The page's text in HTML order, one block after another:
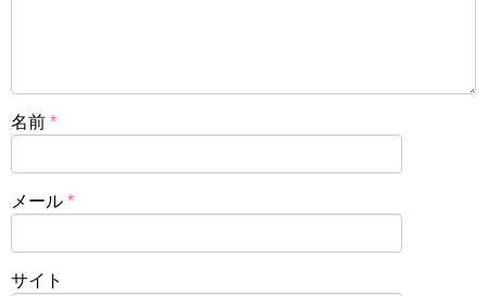
名前 *
メール *
サイト